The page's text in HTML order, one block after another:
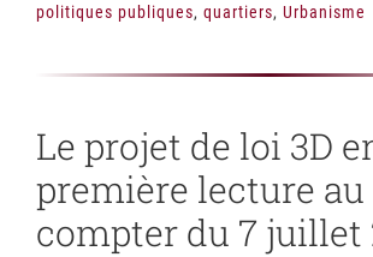
politiques publiques, quartiers, Urbanisme
Le projet de loi 3D
première lecture au
compter du 7 juillet